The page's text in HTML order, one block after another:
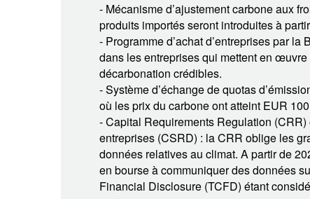
- Mécanisme d’ajustement carbone aux
produits importés seront introduites à
- Programme d’achat d’entreprises par
dans les entreprises qui mettent en
décarbonation crédibles.
- Système d’échange de quotas
où les prix du carbone ont atteint EUR
- Capital Requirements Regulation
entreprises (CSRD) : la CRR oblige les
données relatives au climat. A partir de
en bourse à communiquer des données
Financial Disclosure (TCFD) étant